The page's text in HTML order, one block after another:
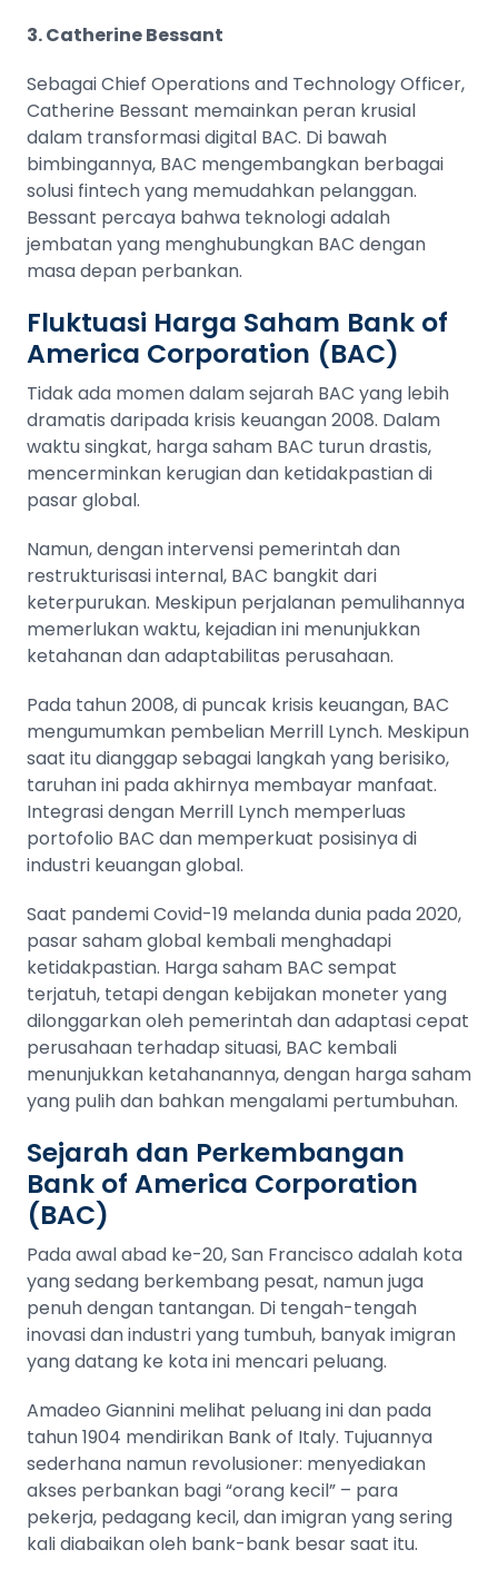
3. Catherine Bessant
Sebagai Chief Operations and Technology Officer,
Catherine Bessant memainkan peran krusial
dalam transformasi digital BAC. Di bawah
bimbingannya, BAC mengembangkan berbagai
solusi fintech yang memudahkan pelanggan.
Bessant percaya bahwa teknologi adalah
jembatan yang menghubungkan BAC dengan
masa depan perbankan.
Fluktuasi Harga Saham Bank of
America Corporation (BAC)
Tidak ada momen dalam sejarah BAC yang lebih
dramatis daripada krisis keuangan 2008. Dalam
waktu singkat, harga saham BAC turun drastis,
mencerminkan kerugian dan ketidakpastian di
pasar global.
Namun, dengan intervensi pemerintah dan
restrukturisasi internal, BAC bangkit dari
keterpurukan. Meskipun perjalanan pemulihannya
memerlukan waktu, kejadian ini menunjukkan
ketahanan dan adaptabilitas perusahaan.
Pada tahun 2008, di puncak krisis keuangan, BAC
mengumumkan pembelian Merrill Lynch. Meskipun
saat itu dianggap sebagai langkah yang berisiko,
taruhan ini pada akhirnya membayar manfaat.
Integrasi dengan Merrill Lynch memperluas
portofolio BAC dan memperkuat posisinya di
industri keuangan global.
Saat pandemi Covid-19 melanda dunia pada 2020,
pasar sahamglobal kembali menghadapi
ketidakpastian. Harga saham BAC sempat
terjatuh, tetapi dengan kebijakan moneter yang
dilonggarkan oleh pemerintah dan adaptasi cepat
perusahaan terhadap situasi, BAC kembali
menunjukkan ketahanannya, dengan harga saham
yang pulih dan bahkan mengalami pertumbuhan.
Sejarah dan Perkembangan
Bank of America Corporation
(BAC)
Pada awal abad ke-20, San Francisco adalah kota
yang sedang berkembang pesat, namun juga
penuh dengan tantangan. Di tengah-tengah
inovasi dan industri yang tumbuh, banyak imigran
yang datang ke kota ini mencari peluang.
Amadeo Giannini melihat peluang ini dan pada
tahun 1904 mendirikan Bank of Italy. Tujuannya
sederhana namun revolusioner: menyediakan
akses perbankan bagi “orang kecil” – para
pekerja, pedagang kecil, dan imigran yang sering
kali diabaikan oleh bank-bank besar saat itu.